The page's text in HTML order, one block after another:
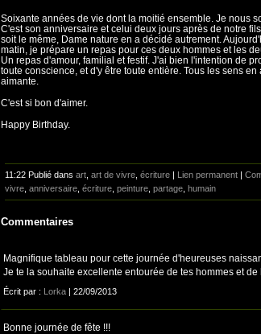
Soixante années de vie dont la moitié ensemble. Je nous
C'est son anniversaire et celui deux jours après de notre
soit le même, Dame nature en a décidé autrement.
matin, je prépare un repas pour ces deux hommes et les
Un repas d'amour, familial et festif. J'ai bien l'intention de
toute conscience, et d'y être toute entière. Tous les sens en
aimante.
C'est si bon d'aimer.
Happy Birthday.
11:22 Publié dans art, art de vivre, écriture Lien permanent
vivre, anniversaire, écriture, peinture, partage, humain
Commentaires
Magnifique tableau pour cette journée d'heureuses
Je te la souhaite excellente entourée de tes hommes et de
Écrit par : Lorka | 22/09/2013
Bonne journée de fête !!!